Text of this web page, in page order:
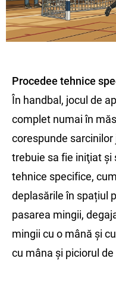
Procedee tehnice
În handbal, jocul de
complet numai în
corespunde sarcinilor
trebuie sa fie iniţiat şi
tehnice specifice,
deplasările în spațiul
pasarea mingii,
mingii cu o mână şi
cu mâna şi piciorul